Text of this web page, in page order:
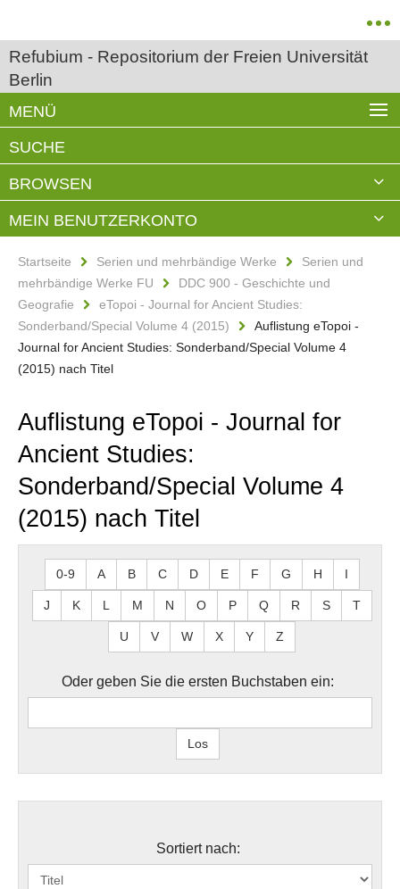
Refubium - Repositorium der Freien Universität
Berlin
MENÜ
SUCHE
BROWSEN
MEIN BENUTZERKONTO
Startseite Serien und mehrbändige Werke
Serien und
mehrbändige Werke FU
DDC 900 - Geschichte und
Geografie
eTopoi - Journal for Ancient Studies:
Sonderband/Special Volume 4 (2015)
Auflistung eTopoi -
Journal for Ancient Studies: Sonderband/Special Volume 4
(2015) nach Titel
Auflistung eTopoi - Journal for
Ancient Studies:
Sonderband/Special Volume 4
(2015) nach Titel
0-9 A B C D E F G H I
J K L M N O P Q R S T
U V W X Y Z
Oder geben Sie die ersten Buchstaben ein:
Sortiert nach: